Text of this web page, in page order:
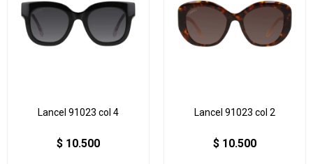
Lancel 91023 col 4
$ 10.500
Lancel 91023 col 2
$ 10.500